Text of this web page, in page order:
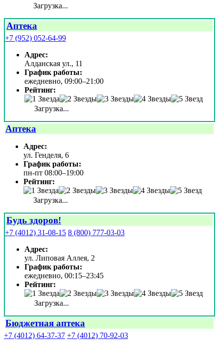
Загрузка...
Аптека
+7 (952) 052-64-99
Адрес:
Алданская ул., 11
График работы:
ежедневно, 09:00–21:00
Рейтинг:
Загрузка...
Аптека
Адрес:
ул. Генделя, 6
График работы:
пн-пт 08:00–19:00
Рейтинг:
Загрузка...
Будь здоров!
+7 (4012) 31-08-15 8 (800) 777-03-03
Адрес:
ул. Липовая Аллея, 2
График работы:
ежедневно, 00:15–23:45
Рейтинг:
Загрузка...
Бюджетная аптека
+7 (4012) 64-37-37 +7 (4012) 70-92-03